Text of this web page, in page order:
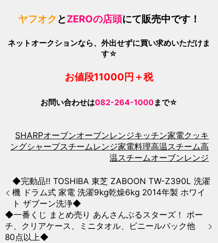
ヤフオク とZEROの店頭にて販売中です！
ネットオークションなら、外出せずに買い求めいただけま
す☆
お値段11000 円＋税
お問い合わせは082-264-1000まで☆
SHARPオーブンオーブンレンジキッチン家電クッキ
ングシャープスチーム レンジ家電料理高温スチーム高
温スチームオーブンレンジ
◆完動品!! TOSHIBA 東芝 ZABOON TW-Z390L 洗濯
機 ドラム式 家電 洗濯9kg乾燥6kg 2014年製 ホワイ
ト ザブーン洗浄◆
◆一番くじ まとめ売り あんさんぶるスターズ！ ポー
チ、クリアケース、ミニタオル、ビニールバック他
80点以上◆